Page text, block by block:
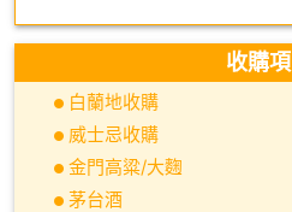
收購項
白蘭地收購
威士忌收購
金門高粱/大麴
茅台酒